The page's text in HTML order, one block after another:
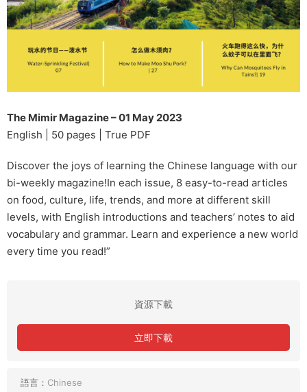
The Mimir Magazine – 01 May 2023
English | 50 pages | True PDF
Discover the joys of learning the Chinese language with our
bi-weekly magazine!In each issue, 8 easy-to-read articles
on food, culture, life, trends, and more at different skill
levels, with English introductions and teachers’ notes to aid
vocabulary and grammar. Learn and experience a new world
every time you read!”
資源下載
立即下載
語言： Chinese